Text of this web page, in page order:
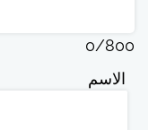
0/800
الاسم